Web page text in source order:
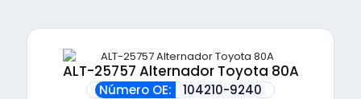
ALT-25757 Alternador Toyota 80A
Número OE: 104210-9240